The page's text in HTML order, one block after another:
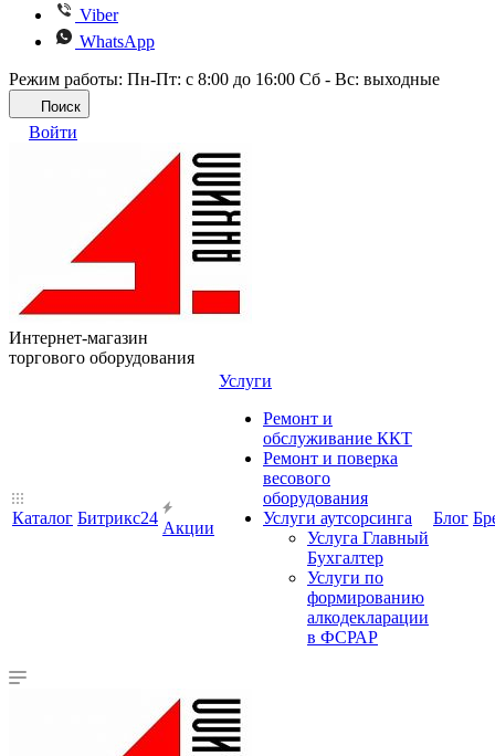
Viber
WhatsApp
Режим работы: Пн-Пт: с 8:00 до 16:00 Сб - Вс: выходные
Поиск
Войти
Интернет-магазин
торгового оборудования
Каталог Битрикс24
Акции
Услуги
Ремонт и
обслуживание ККТ
Ремонт и поверка
весового
оборудования
Услуги аутсорсинга
Услуга Главный
Бухгалтер
Услуги по
формированию
алкодекларации
в ФСРАР
Блог